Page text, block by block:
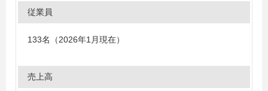
従業員
133名（2026年1月現在）
売上高